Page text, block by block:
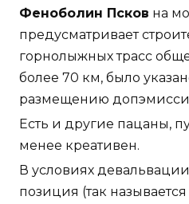
Феноболин Псков на
предусматривает
горнолыжных трасс
более 70 км, было
размещению
Есть и другие пацаны,
менее креативен.
В условиях
позиция (так